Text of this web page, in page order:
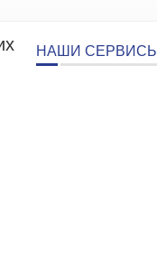
НАШИ СЕРВИСЫ